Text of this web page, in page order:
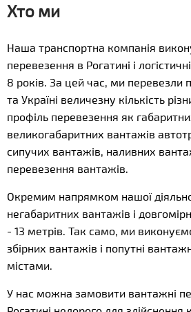
Хто ми
Наша транспортна компанія
перевезення в Рогатині і
8 років. За цей час, ми перевезли
та Україні величезну кількість
профіль перевезення як
великогабаритних вантажів
сипучих вантажів, наливних
перевезення вантажів.
Окремим напрямком нашої
негабаритних вантажів і
- 13 метрів. Так само, ми
збірних вантажів і попутні
містами.
У нас можна замовити вантажні